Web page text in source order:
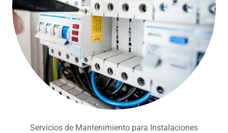
Servicios de Mantenimiento para Instalaciones